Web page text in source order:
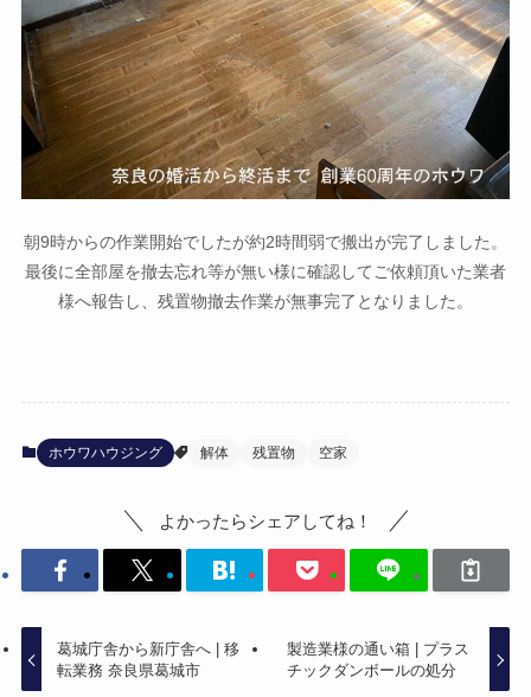
朝9時からの作業開始でしたが約2時間弱で搬出が完了しました。
最後に全部屋を撤去忘れ等が無い様に確認してご依頼頂いた業者
様へ報告し、残置物撤去作業が無事完了となりました。
ホウワハウジング 解体 残置物 空家
よかったらシェアしてね！
葛城庁舎から新庁舎へ | 移
転業務 奈良県葛城市
製造業様の通い箱 | プラス
チックダンボールの処分